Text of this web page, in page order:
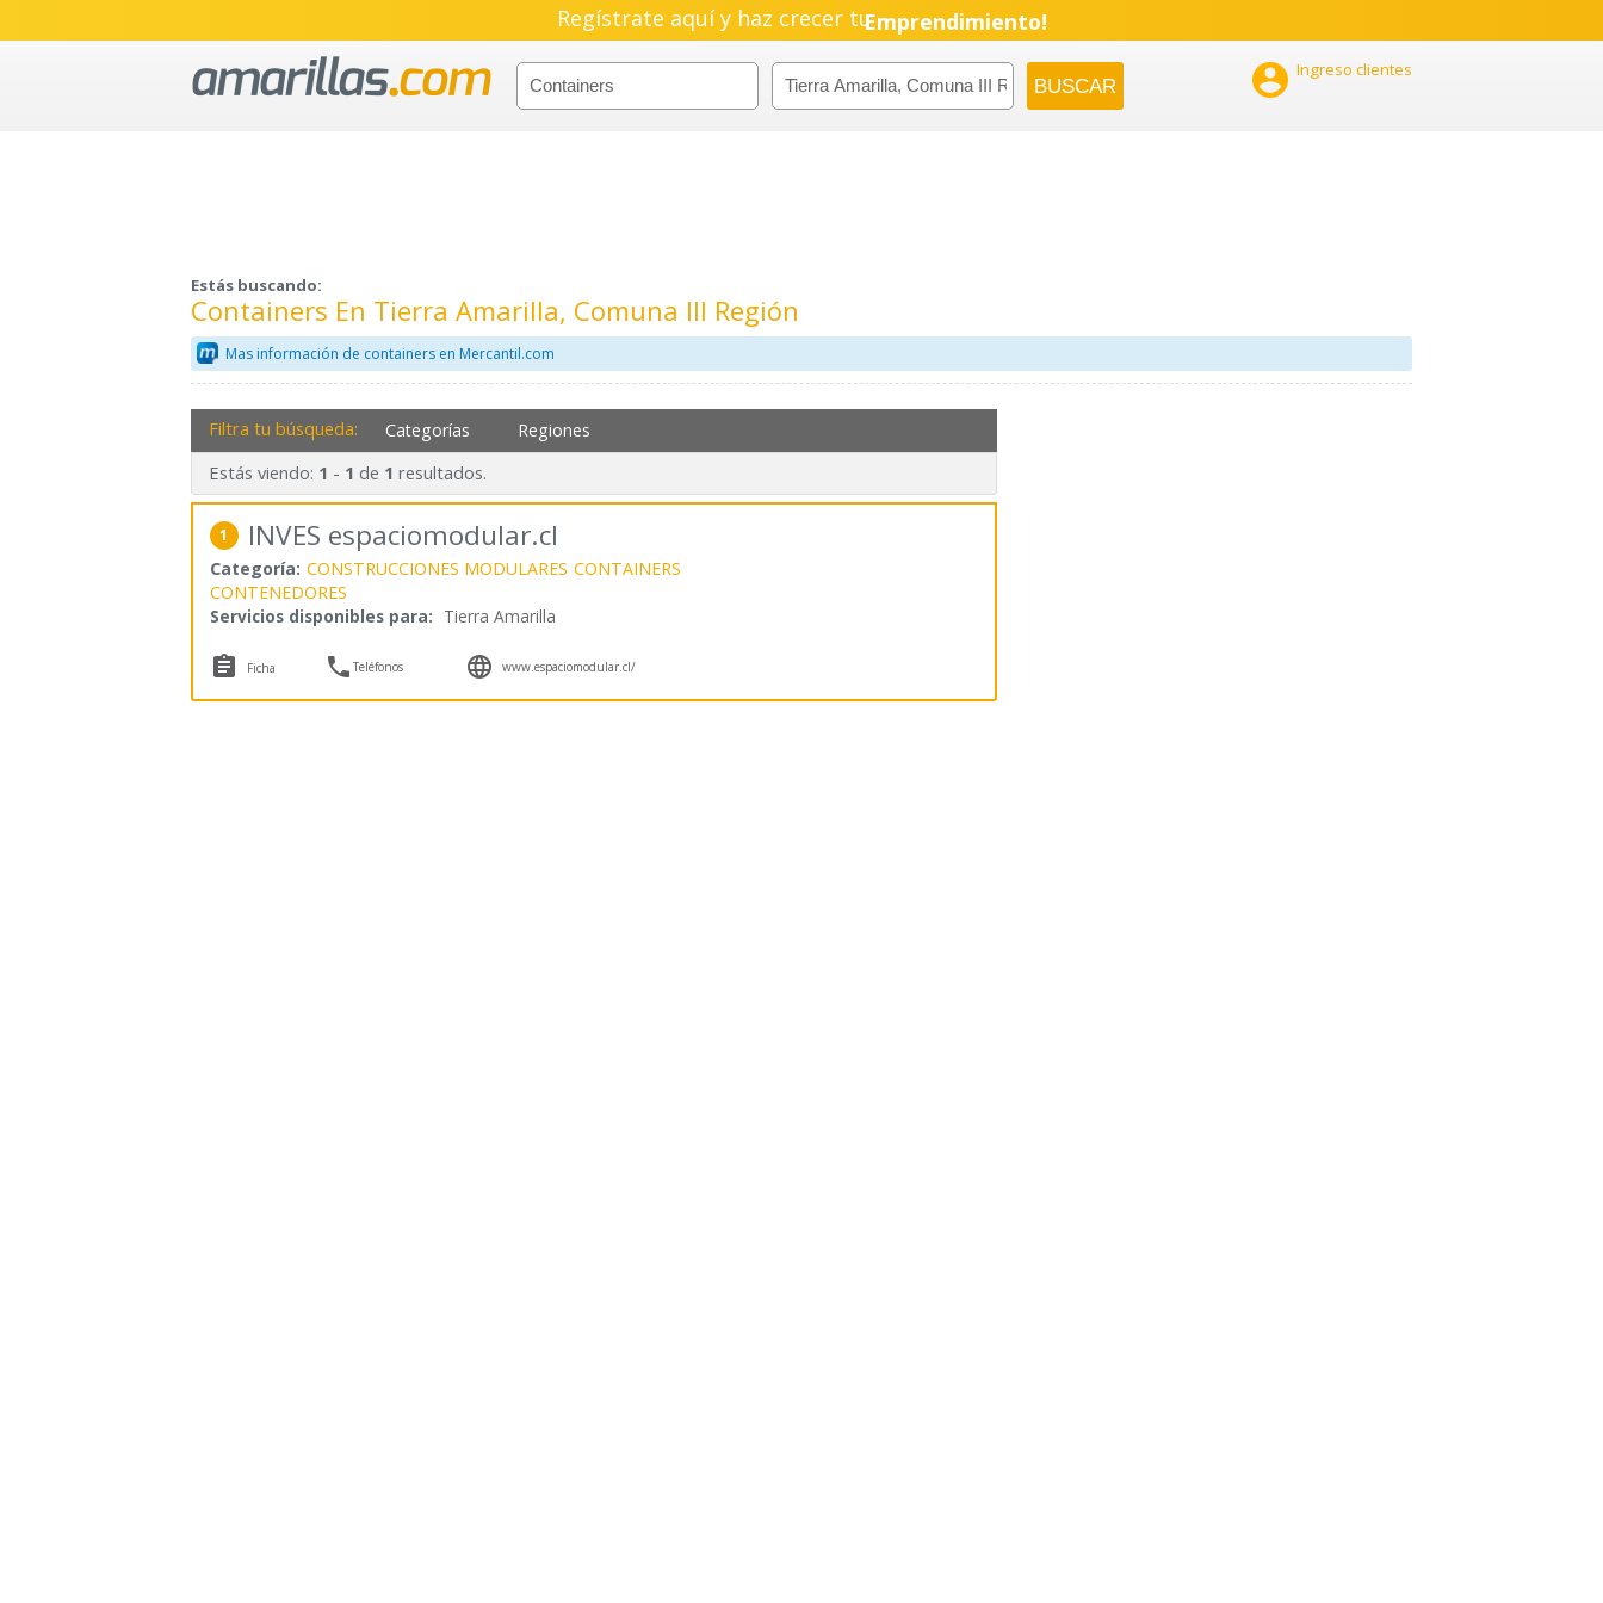
Regístrate aquí y haz crecer tuEmprendimiento!
 Ingreso clientes
Estás buscando:
Containers En Tierra Amarilla, Comuna III Región
Mas información de containers en Mercantil.com
Filtra tu búsqueda: Categorías Regiones
Estás viendo: 1 - 1 de 1 resultados.
1 INVES espaciomodular.cl
Categoría: CONSTRUCCIONES MODULARES CONTAINERS
CONTENEDORES
Servicios disponibles para: Tierra Amarilla
 Ficha Teléfonos  www.espaciomodular.cl/